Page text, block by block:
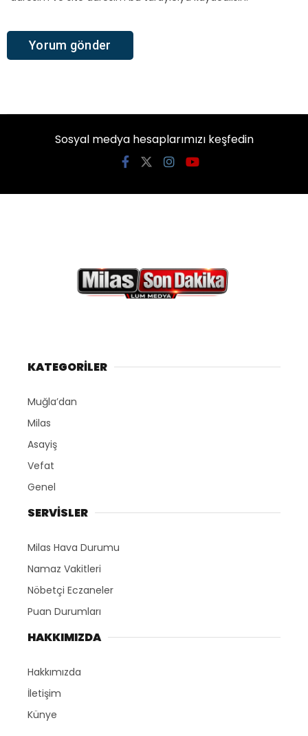
Sosyal medya hesaplarımızı keşfedin
KATEGORİLER
Muğla’dan
Milas
Asayiş
Vefat
Genel
SERVİSLER
Milas Hava Durumu
Namaz Vakitleri
Nöbetçi Eczaneler
Puan Durumları
HAKKIMIZDA
Hakkımızda
İletişim
Künye